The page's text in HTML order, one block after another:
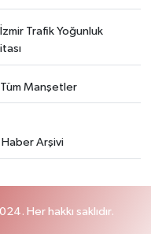
İzmir Trafik Yoğunluk
Tüm Manşetler
Haber Arşivi
Her hakkı saklıdır.